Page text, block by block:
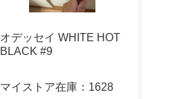
オデッセイ WHITE HOT
BLACK #9
マイストア在庫： 1628